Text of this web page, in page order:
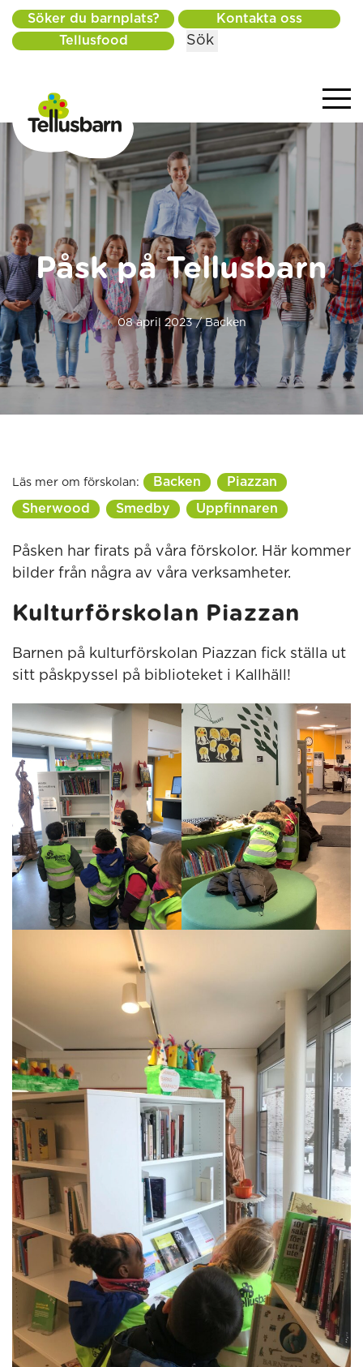
Söker du barnplats?
Kontakta oss
Tellusfood
Sök
Påsk på Tellusbarn
08 april 2023 / Backen
Läs mer om förskolan: Backen Piazzan
Sherwood Smedby Uppfinnaren
Påsken har firats på våra förskolor. Här kommer
bilder från några av våra verksamheter.
Kulturförskolan Piazzan
Barnen på kulturförskolan Piazzan fick ställa ut
sitt påskpyssel på biblioteket i Kallhäll!